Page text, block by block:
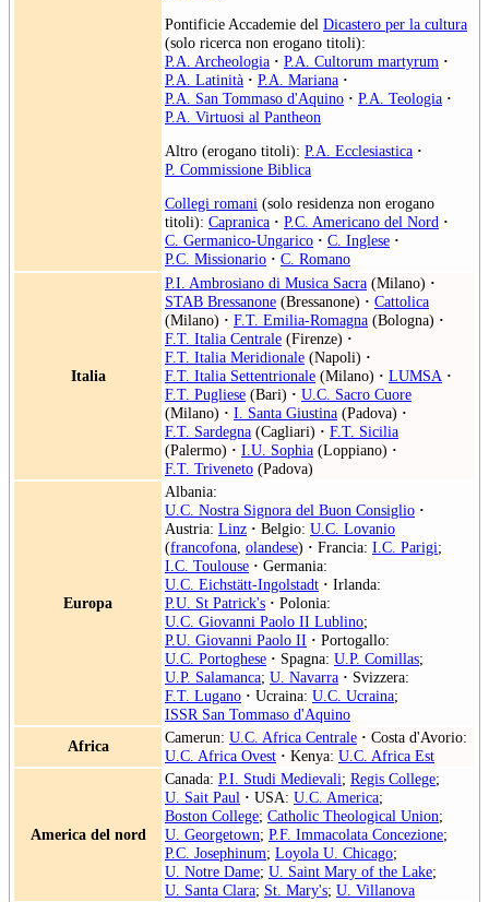
Pontificie Accademie del Dicastero per la cultura
(solo ricerca non erogano titoli):
P.A. Archeologia · P.A. Cultorum martyrum ·
P.A. Latinità · P.A. Mariana ·
P.A. San Tommaso d'Aquino · P.A. Teologia ·
P.A. Virtuosi al Pantheon
Altro (erogano titoli): P.A. Ecclesiastica ·
P. Commissione Biblica
Collegi romani (solo residenza non erogano
titoli): Capranica · P.C. Americano del Nord ·
C. Germanico-Ungarico · C. Inglese ·
P.C. Missionario · C. Romano
Italia
P.I. Ambrosiano di Musica Sacra (Milano) ·
STAB Bressanone (Bressanone) · Cattolica
(Milano) · F.T. Emilia-Romagna (Bologna) ·
F.T. Italia Centrale (Firenze) ·
F.T. Italia Meridionale (Napoli) ·
F.T. Italia Settentrionale (Milano) · LUMSA ·
F.T. Pugliese (Bari) · U.C. Sacro Cuore
(Milano) · I. Santa Giustina (Padova) ·
F.T. Sardegna (Cagliari) · F.T. Sicilia
(Palermo) · I.U. Sophia (Loppiano) ·
F.T. Triveneto (Padova)
Europa
Albania:
U.C. Nostra Signora del Buon Consiglio ·
Austria: Linz · Belgio: U.C. Lovanio
(francofona olandese) · Francia: I.C. Parigi;
I.C. Toulouse · Germania:
U.C. Eichstätt-Ingolstadt · Irlanda:
P.U. St Patrick's · Polonia:
U.C. Giovanni Paolo II Lublino;
P.U. Giovanni Paolo II · Portogallo:
U.C. Portoghese · Spagna: U.P. Comillas;
U.P. Salamanca; U. Navarra · Svizzera:
F.T. Lugano · Ucraina: U.C. Ucraina;
ISSR San Tommaso d'Aquino
Africa
Camerun: U.C. Africa Centrale · Costa d'Avorio:
U.C. Africa Ovest · Kenya: U.C. Africa Est
America del nord
Canada: P.I. Studi Medievali; Regis College;
U. Sait Paul · USA: U.C. America;
Boston College; Catholic Theological Union;
U. Georgetown; P.F. Immacolata Concezione;
P.C. Josephinum; Loyola U. Chicago;
U. Notre Dame; U. Saint Mary of the Lake;
U. Santa Clara; St. Mary's; U. Villanova